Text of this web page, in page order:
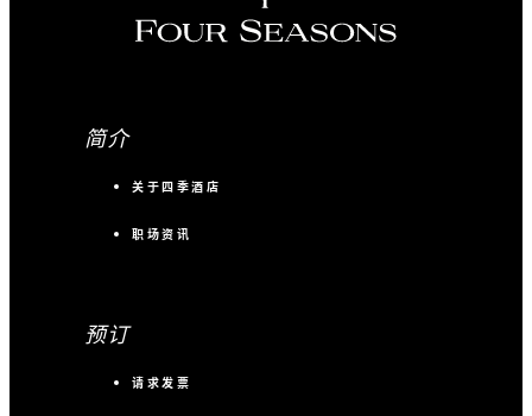
简介
关于四季酒店
职场资讯
预订
请求发票